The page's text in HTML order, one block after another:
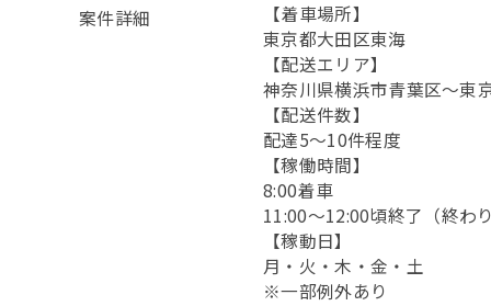
案件詳細
【着車場所】
東京都大田区東海
【配送エリア】
神奈川県横浜市青葉区～東
【配送件数】
配達5～10件程度
【稼働時間】
8:00着車
11:00～12:00頃終了（終わ
【稼動日】
月・火・木・金・土
※一部例外あり